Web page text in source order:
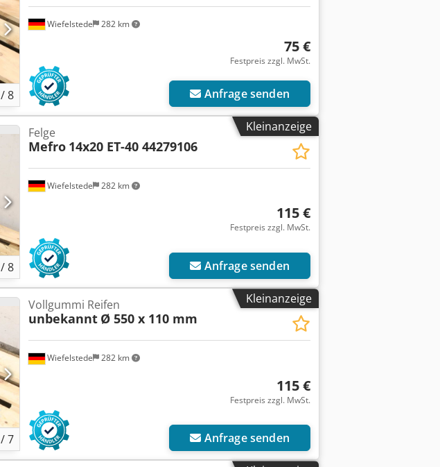
/8
Wiefelstede 282 km
75 €
Festpreis zzgl. MwSt.
Anfrage senden
Kleinanzeige
/8
Wiefelstede 282 km
Felge
Mefro 14x20 ET-40 44279106
115 €
Festpreis zzgl. MwSt.
Anfrage senden
Kleinanzeige
/7
Wiefelstede 282 km
Vollgummi Reifen
unbekannt Ø 550 x 110 mm
115 €
Festpreis zzgl. MwSt.
Anfrage senden